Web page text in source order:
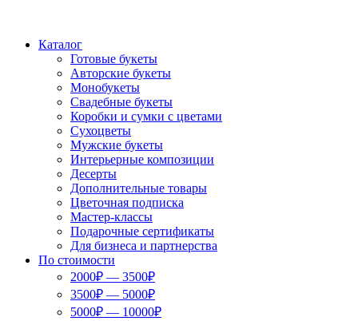
Каталог
Готовые букеты
Авторские букеты
Монобукеты
Свадебные букеты
Коробки и сумки с цветами
Сухоцветы
Мужские букеты
Интерьерные композиции
Десерты
Дополнительные товары
Цветочная подписка
Мастер-классы
Подарочные сертификаты
Для бизнеса и партнерства
По стоимости
2000₽ — 3500₽
3500₽ — 5000₽
5000₽ — 10000₽